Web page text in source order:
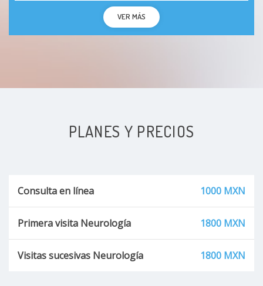
VER MÁS
PLANES Y PRECIOS
Consulta en línea 1000 MXN
Primera visita Neurología 1800 MXN
Visitas sucesivas Neurología 1800 MXN